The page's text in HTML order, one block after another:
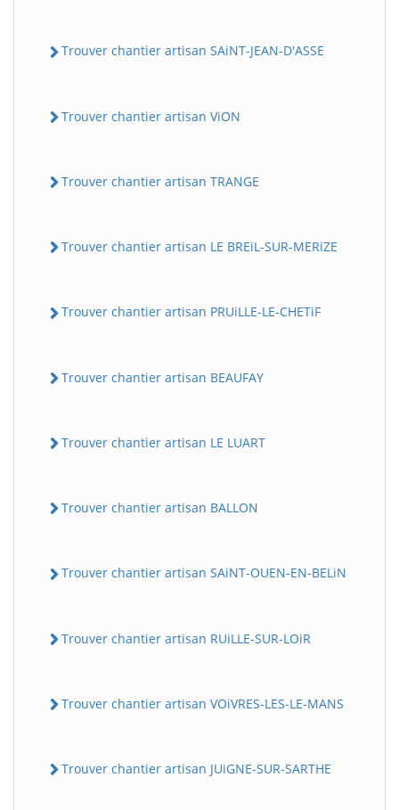
Trouver chantier artisan SAiNT-JEAN-D'ASSE
Trouver chantier artisan ViON
Trouver chantier artisan TRANGE
Trouver chantier artisan LE BREiL-SUR-MERiZE
Trouver chantier artisan PRUiLLE-LE-CHETiF
Trouver chantier artisan BEAUFAY
Trouver chantier artisan LE LUART
Trouver chantier artisan BALLON
Trouver chantier artisan SAiNT-OUEN-EN-BELiN
Trouver chantier artisan RUiLLE-SUR-LOiR
Trouver chantier artisan VOiVRES-LES-LE-MANS
Trouver chantier artisan JUiGNE-SUR-SARTHE